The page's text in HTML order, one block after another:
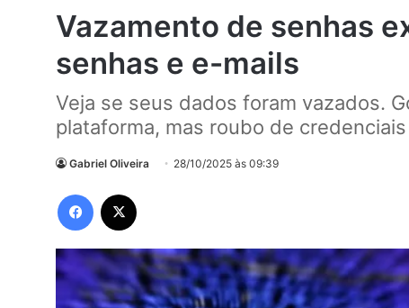
Vazamento de senhas
senhas e e-mails
Veja se seus dados foram vazados.
plataforma, mas roubo de
Gabriel Oliveira 28/10/2025 às 09:39
Facebook